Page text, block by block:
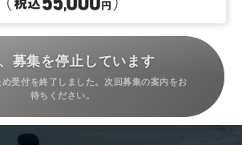
募集を停止しています
受付を終了しました。次回募集の案内をお
待ちください。